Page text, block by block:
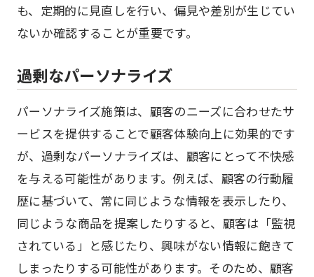
も、定期的に見直しを行い、偏見や差別が生じてい
ないか確認することが重要です。
過剰なパーソナライズ
パーソナライズ施策は、顧客のニーズに合わせたサ
ービスを提供することで顧客体験向上に効果的です
が、過剰なパーソナライズは、顧客にとって不快感
を与える可能性があります。例えば、顧客の行動履
歴に基づいて、常に同じような情報を表示したり、
同じような商品を提案したりすると、顧客は「監視
されている」と感じたり、興味がない情報に飽きて
しまったりする可能性があります。そのため、顧客